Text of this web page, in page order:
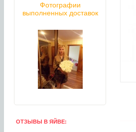
Фотографии
выполненных доставок
ОТЗЫВЫ В ЯЙВЕ: